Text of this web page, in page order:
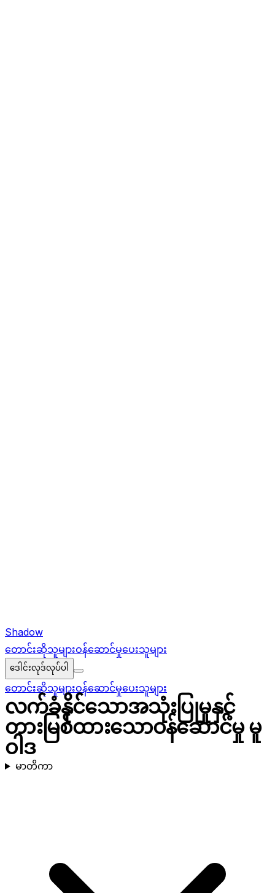
Shadow
တောင်းဆိုသူများဝန်ဆောင်မှုပေးသူများ
ဒေါင်းလုဒ်လုပ်ပါ
တောင်းဆိုသူများဝန်ဆောင်မှုပေးသူများ
လက်ခံနိုင်သောအသုံးပြုမှုနှင့်
တားမြစ်ထားသောဝန်ဆောင်မှု မူ
ဝါဒ
မာတိကာ